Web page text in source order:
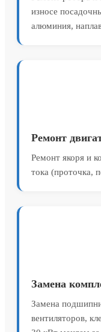
износе
алюминия,
Ремонт
Ремонт якоря и
тока (проточка,
Замена
Замена
вентиляторов,